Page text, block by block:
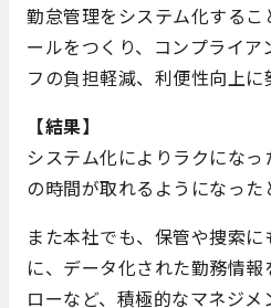
勤怠管理をシステム化する
ールをつくり、コンプライ
フの負担軽減、利便性向上に
【結果】
システム化によりラクにな
の時間が取れるようになった
また本社でも、保管や捜索
に、データ化された勤務情
ローなど、積極的なマネジメ